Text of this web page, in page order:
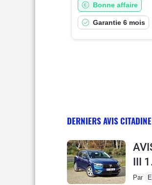
Bonne affaire
Garantie 6 mois
DERNIERS AVIS CITADINE
III
Par